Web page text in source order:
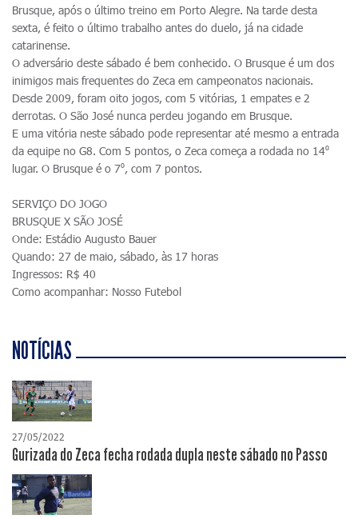
Brusque, após o último treino em Porto Alegre. Na tarde desta
sexta, é feito o último trabalho antes do duelo, já na cidade
catarinense.
O adversário deste sábado é bem conhecido. O Brusque é um dos
inimigos mais frequentes do Zeca em campeonatos nacionais.
Desde 2009, foram oito jogos, com 5 vitórias, 1 empates e 2
derrotas. O São José nunca perdeu jogando em Brusque.
E uma vitória neste sábado pode representar até mesmo a entrada
da equipe no G8. Com 5 pontos, o Zeca começa a rodada no 14⁰
lugar. O Brusque é o 7⁰, com 7 pontos.
SERVIÇO DO JOGO
BRUSQUE X SÃO JOSÉ
Onde: Estádio Augusto Bauer
Quando: 27 de maio, sábado, às 17 horas
Ingressos: R$ 40
Como acompanhar: Nosso Futebol
NOTÍCIAS
27/05/2022
Gurizada do Zeca fecha rodada dupla neste sábado no Passo